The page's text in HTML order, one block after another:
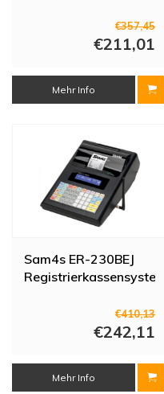
€357,45
€211,01
Mehr Info
Sam4s ER-230BEJ
Registrierkassensystem
€410,13
€242,11
Mehr Info